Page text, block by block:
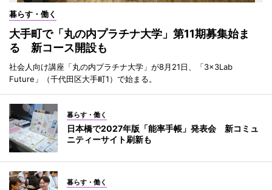
暮らす・働く
大手町で「丸の内プラチナ大学」第11期募集始ま
る 新コース開設も
社会人向け講座「丸の内プラチナ大学」が8月21日、「3×3Lab
Future」（千代田区大手町1）で始まる。
暮らす・働く
日本橋で2027年版「能率手帳」発表会 新コミュ
ニティーサイト刷新も
暮らす・働く